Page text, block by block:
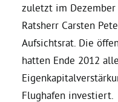
Bezirksvertretungen
Aktiv
zuletzt im Dezember
Ratsherr Carsten
Aufsichtsrat. Die
hatten Ende 2012
Flughafen investiert.